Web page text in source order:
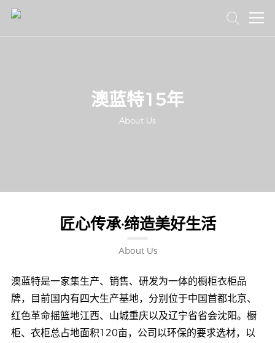
澳蓝特15年
About Us
匠心传承·缔造美好生活
About Us
澳蓝特是一家集生产、销售、研发为一体的橱柜衣柜品
牌，目前国内有四大生产基地，分别位于中国首都北京、
红色革命摇篮地江西、山城重庆以及辽宁省省会沈阳。橱
柜、衣柜总占地面积120亩，公司以环保的要求选材，以